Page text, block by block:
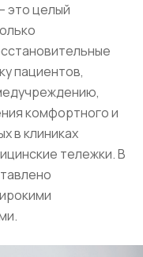
это целый
пациентов,
комфортного и
в клиниках
тележки. В